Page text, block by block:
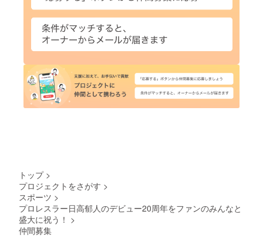
トップ >
プロジェクトをさがす >
スポーツ >
プロレスラー日高郁人のデビュー20周年をファンのみんなと
盛大に祝う！ >
仲間募集